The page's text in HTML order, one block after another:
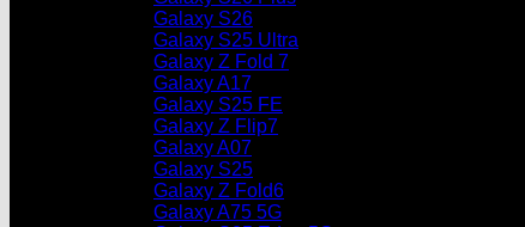
Galaxy S26
Galaxy S25 Ultra
Galaxy Z Fold 7
Galaxy A17
Galaxy S25 FE
Galaxy Z Flip7
Galaxy A07
Galaxy S25
Galaxy Z Fold6
Galaxy A75 5G